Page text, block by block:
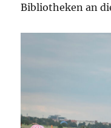
Bibliotheken an